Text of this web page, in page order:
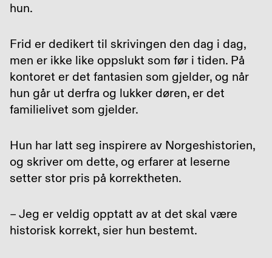
hun.
Frid er dedikert til skrivingen den dag i dag,
men er ikke like oppslukt som før i tiden. På
kontoret er det fantasien som gjelder, og når
hun går ut derfra og lukker døren, er det
familielivet som gjelder.
Hun har latt seg inspirere av Norgeshistorien,
og skriver om dette, og erfarer at leserne
setter stor pris på korrektheten.
– Jeg er veldig opptatt av at det skal være
historisk korrekt, sier hun bestemt.